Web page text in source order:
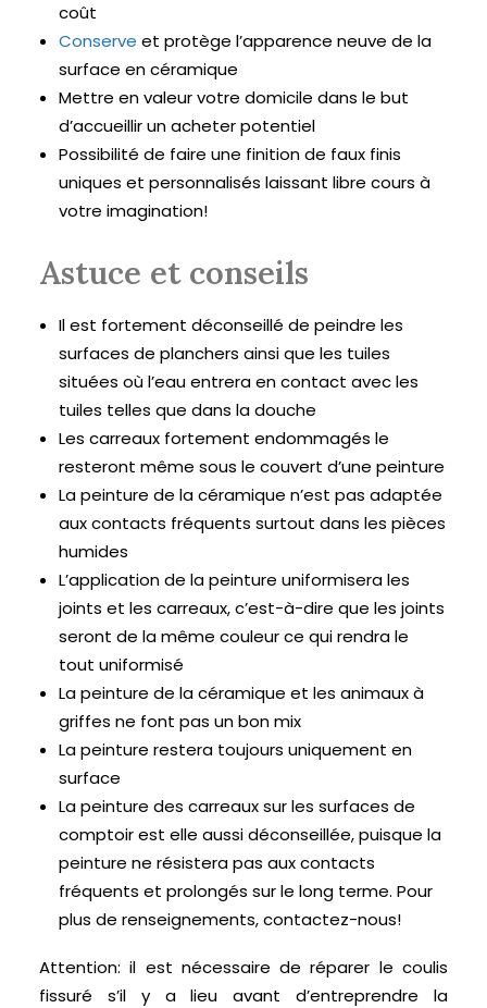
coût
Conserve et protège l’apparence neuve de la
surface en céramique
Mettre en valeur votre domicile dans le but
d’accueillir un acheter potentiel
Possibilité de faire une finition de faux finis
uniques et personnalisés laissant libre cours à
votre imagination!
Astuce et conseils
Il est fortement déconseillé de peindre les
surfaces de planchers ainsi que les tuiles
situées où l’eau entrera en contact avec les
tuiles telles que dans la douche
Les carreaux fortement endommagés le
resteront même sous le couvert d’une peinture
La peinture de la céramique n’est pas adaptée
aux contacts fréquents surtout dans les pièces
humides
L’application de la peinture uniformisera les
joints et les carreaux, c’est-à-dire que les joints
seront de la même couleur ce qui rendra le
tout uniformisé
La peinture de la céramique et les animaux à
griffes ne font pas un bon mix
La peinture restera toujours uniquement en
surface
La peinture des carreaux sur les surfaces de
comptoir est elle aussi déconseillée, puisque la
peinture ne résistera pas aux contacts
fréquents et prolongés sur le long terme. Pour
plus de renseignements, contactez-nous!
Attention: il est nécessaire de réparer le coulis
fissuré s’il y a lieu avant d’entreprendre la